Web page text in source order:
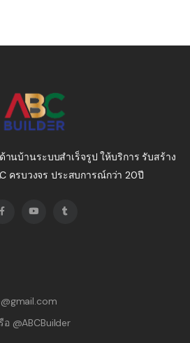
านบ้านระบบสำเร็จรูป ให้บริการ รับสร้าง
ครบวงจร ประสบการณ์กว่า 20ปี
@ABCBuilder